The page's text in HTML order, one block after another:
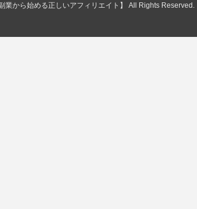
業から始める正しいアフィリエイト】 All Rights Reserved.